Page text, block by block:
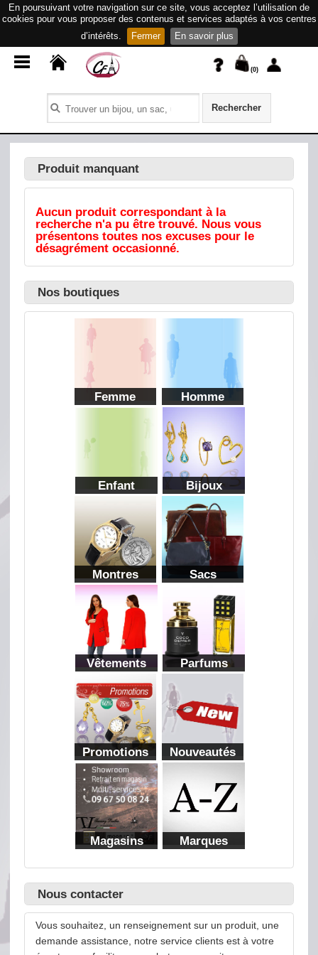
En poursuivant votre navigation sur ce site, vous acceptez l’utilisation de
cookies pour vous proposer des contenus et services adaptés à vos centres
d’intérêts.
Fermer En savoir plus
(0)
Rechercher
Produit manquant
Aucun produit correspondant à la
recherche n'a pu être trouvé. Nous vous
présentons toutes nos excuses pour le
désagrément occasionné.
Nos boutiques
Femme Homme
Enfant Bijoux
Montres Sacs
Vêtements Parfums
Promotions Nouveautés
Magasins Marques
Nous contacter
Vous souhaitez, un renseignement sur un produit, une
demande assistance, notre service clients est à votre